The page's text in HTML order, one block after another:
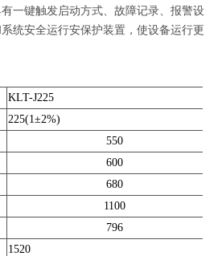
一键触发启动方式、故障记录、报警设
统安全运行安保护装置，使设备运行更
KLT-J225
225(1±2%)
550
600
680
1100
796
1520